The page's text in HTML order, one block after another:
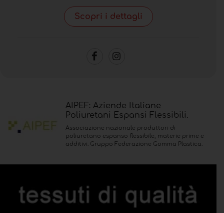
Scopri i dettagli
AIPEF: Aziende Italiane
Poliuretani Espansi Flessibili.
Associazione nazionale produttori di
poliuretano espanso flessibile, materie prime e
additivi. Gruppo Federazione Gomma Plastica.